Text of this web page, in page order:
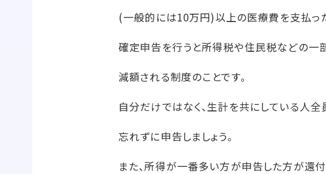
(一般的には10万円)以上の医療費を支払っ
確定申告を行うと所得税や住民税などの一
減額される制度のことです。
自分だけではなく、生計を共にしている人
忘れずに申告しましょう。
また、所得が一番多い方が申告した方が還付